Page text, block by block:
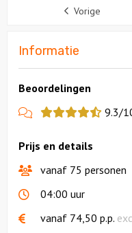
Vorige
Informatie
Beoordelingen
View
reviews
9.3/
Prijs en details
vanaf 75 personen
04:00 uur
vanaf 74,50 p.p.